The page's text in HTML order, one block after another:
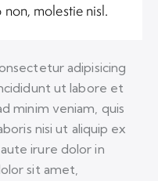
molestie nisl.
adipisicing
ut labore et
minim veniam, quis
nisi ut aliquip ex
irure dolor in
sit amet,